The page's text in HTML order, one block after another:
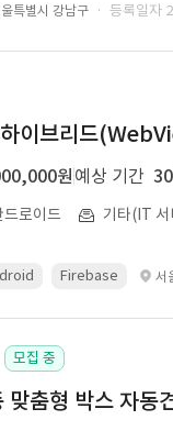
특별시 강남구 · 등록일자
이브리드
원 예상 기간
드로이드 기타(IT 서
Firebase 서
모집 중
맞춤형 박스 자동